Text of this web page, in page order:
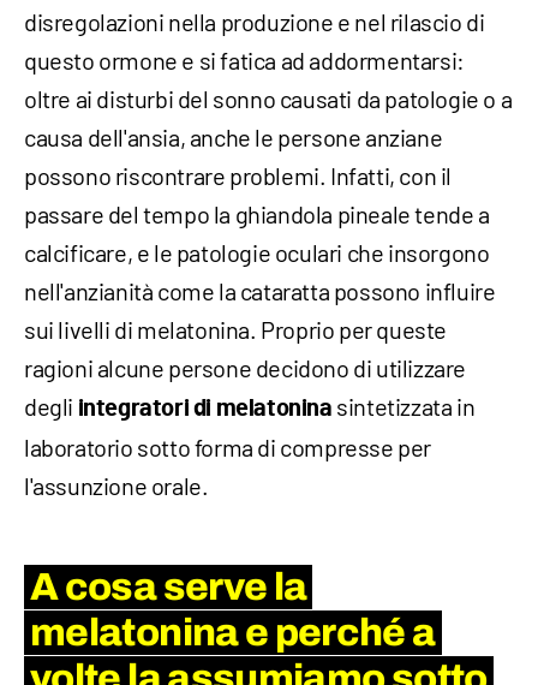
disregolazioni nella produzione e nel rilascio di
questo ormone e si fatica ad addormentarsi:
oltre ai disturbi del sonno causati da patologie o a
causa dell'ansia, anche le persone anziane
possono riscontrare problemi. Infatti, con il
passare del tempo la ghiandola pineale tende a
calcificare, e le patologie oculari che insorgono
nell'anzianità come la cataratta possono influire
sui livelli di melatonina. Proprio per queste
ragioni alcune persone decidono di utilizzare
degli integratori di melatonina sintetizzata in
laboratorio sotto forma di compresse per
l'assunzione orale.
A cosa serve la
melatonina e perché a